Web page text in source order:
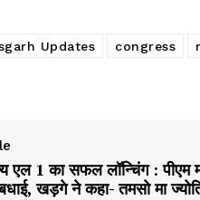
Updates congress
एल 1 का सफल लॉन्चिंग : पीएम
बधाई, खड़गे ने कहा- तमसो मा